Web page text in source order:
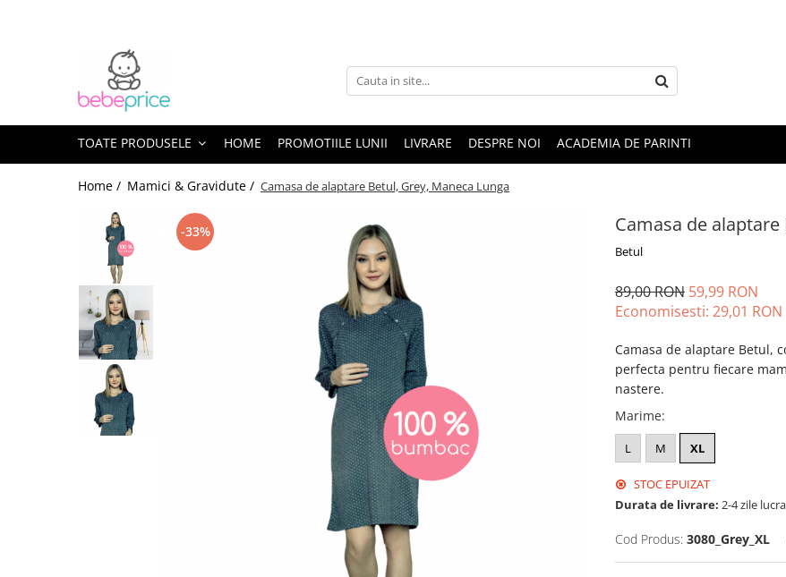
Toate Produsele
Centuri abdominale postnatale
Sutiene pentru alaptare
Costume de baie
Lenjerii patut & Paturici
Seturi maternitate nou nascut
Genti Maternitate & Port Bebe
Alimentatie bebe & Accesorii
Articole siguranta bebe
Activitati in aer liber & Vacanta
Lichidari de stoc
TOATE PRODUSELE HOME PROMOTIILE LUNII LIVRARE DESPRE NOI ACADEMIA DE PARINTI
Home / Mamici & Gravidute / Camasa de alaptare Betul, Grey, Maneca Lunga
Camasa de
Betul
-33%
89,00 RON 59,99 RON
Economisesti: 29,01 RON
Camasa de alaptare Betul,
perfecta pentru fiecare
nastere.
Marime:
L M XL
STOC EPUIZAT
Durata de livrare: 2-4 zile
Cod Produs: 3080_Grey_XL